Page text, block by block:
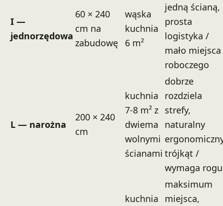
I —
jednorzędowa
60 × 240
cm na
zabudowę
wąska
kuchnia
6 m²
jedną ścianą,
prosta
logistyka /
mało miejsca
roboczego
L — narożna
200 × 240
cm
kuchnia
7-8 m² z
dwiema
wolnymi
ścianami
dobrze
rozdziela
strefy,
naturalny
trójkąt /
wymaga rogu
kuchnia
maksimum
miejsca,